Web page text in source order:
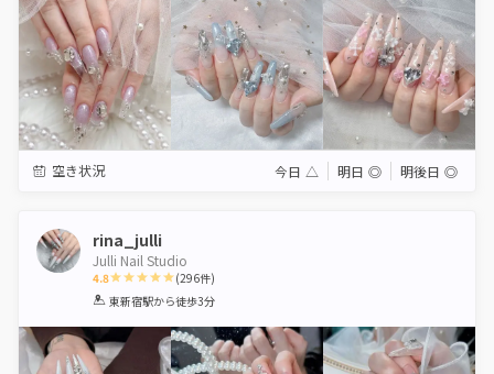
空き状況 今日 △ 明日 ◎ 明後日 ◎
rina_julli
Julli Nail Studio
4.8
1 2 3 4 5
(296件)
東新宿駅から徒歩3分